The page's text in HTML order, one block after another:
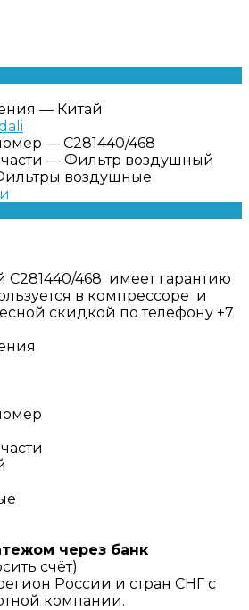
— Китай
— C281440/468
— Фильтр воздушный
воздушные
468 имеет гарантию
в компрессоре и
скидкой по телефону +7
через банк
счёт)
России и стран СНГ с
компании.